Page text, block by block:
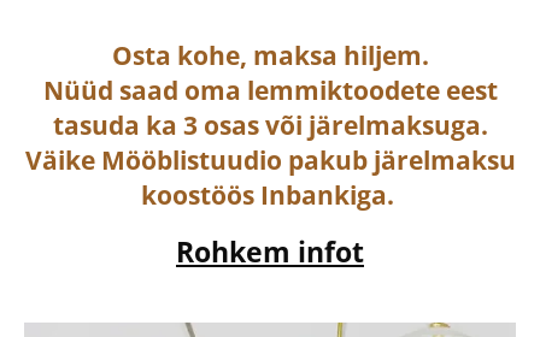
Osta kohe, maksa hiljem.
Nüüd saad oma lemmiktoodete eest
tasuda ka 3 osas või järelmaksuga.
Väike Mööblistuudio pakub järelmaksu
koostöös Inbankiga.
Rohkem infot